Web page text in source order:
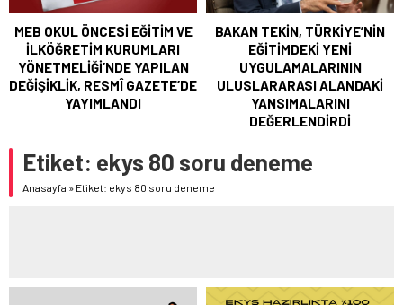
MEB OKUL ÖNCESİ EĞİTİM VE
İLKÖĞRETİM KURUMLARI
YÖNETMELİĞİ’NDE YAPILAN
DEĞİŞİKLİK, RESMÎ GAZETE’DE
YAYIMLANDI
BAKAN TEKİN, TÜRKİYE’NİN
EĞİTİMDEKİ YENİ
UYGULAMALARININ
ULUSLARARASI ALANDAKİ
YANSIMALARINI
DEĞERLENDİRDİ
Etiket: ekys 80 soru deneme
Anasayfa » Etiket: ekys 80 soru deneme